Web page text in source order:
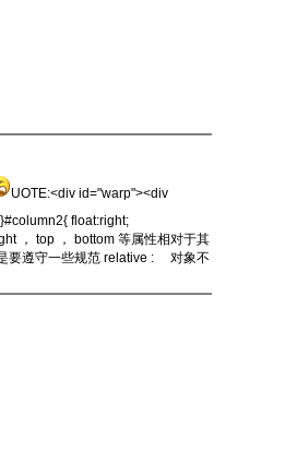
UOTE:<div id="warp"><div
float:right;
， top ， bottom 等属性相对于其
要遵守一些规范 relative : 对象不